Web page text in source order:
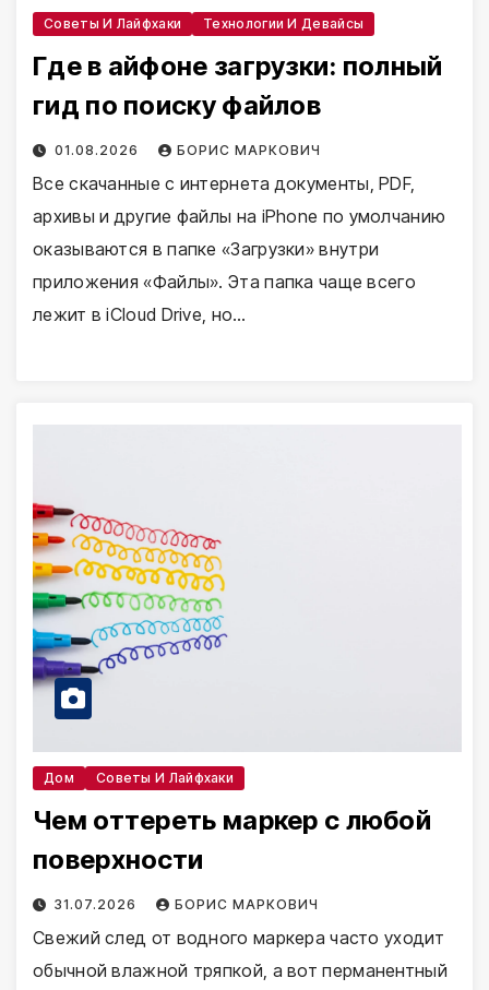
Советы И Лайфхаки Технологии И Девайсы
Где в айфоне загрузки: полный
гид по поиску файлов
01.08.2026 БОРИС МАРКОВИЧ
Все скачанные с интернета документы, PDF,
архивы и другие файлы на iPhone по умолчанию
оказываются в папке «Загрузки» внутри
приложения «Файлы». Эта папка чаще всего
лежит в iCloud Drive, но…
Дом Советы И Лайфхаки
Чем оттереть маркер с любой
поверхности
31.07.2026 БОРИС МАРКОВИЧ
Свежий след от водного маркера часто уходит
обычной влажной тряпкой, а вот перманентный